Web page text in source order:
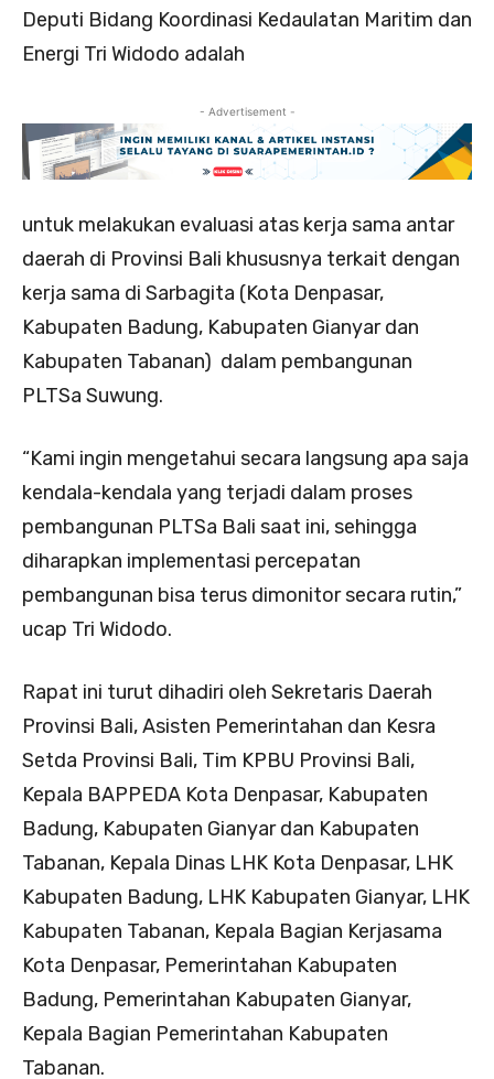
Deputi Bidang Koordinasi Kedaulatan Maritim dan
Energi Tri Widodo adalah
- Advertisement -
untuk melakukan evaluasi atas kerja sama antar
daerah di Provinsi Bali khususnya terkait dengan
kerja sama di Sarbagita (Kota Denpasar,
Kabupaten Badung, Kabupaten Gianyar dan
Kabupaten Tabanan) dalam pembangunan
PLTSa Suwung.
“Kami ingin mengetahui secara langsung apa saja
kendala-kendala yang terjadi dalam proses
pembangunan PLTSa Bali saat ini, sehingga
diharapkan implementasi percepatan
pembangunan bisa terus dimonitor secara rutin,”
ucap Tri Widodo.
Rapat ini turut dihadiri oleh Sekretaris Daerah
Provinsi Bali, Asisten Pemerintahan dan Kesra
Setda Provinsi Bali, Tim KPBU Provinsi Bali,
Kepala BAPPEDA Kota Denpasar, Kabupaten
Badung, Kabupaten Gianyar dan Kabupaten
Tabanan, Kepala Dinas LHK Kota Denpasar, LHK
Kabupaten Badung, LHK Kabupaten Gianyar, LHK
Kabupaten Tabanan, Kepala Bagian Kerjasama
Kota Denpasar, Pemerintahan Kabupaten
Badung, Pemerintahan Kabupaten Gianyar,
Kepala Bagian Pemerintahan Kabupaten
Tabanan.